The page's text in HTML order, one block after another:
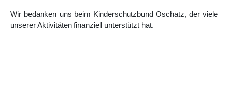
Wir bedanken uns beim Kinderschutzbund Oschatz, der viele
unserer Aktivitäten finanziell unterstützt hat.